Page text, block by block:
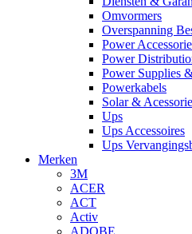
Omvormers
Overspanning
Power
Power
Power Supplies
Powerkabels
Solar &
Ups
Ups Accessoires
Ups
Merken
3M
ACER
ACT
Activ
ADOBE